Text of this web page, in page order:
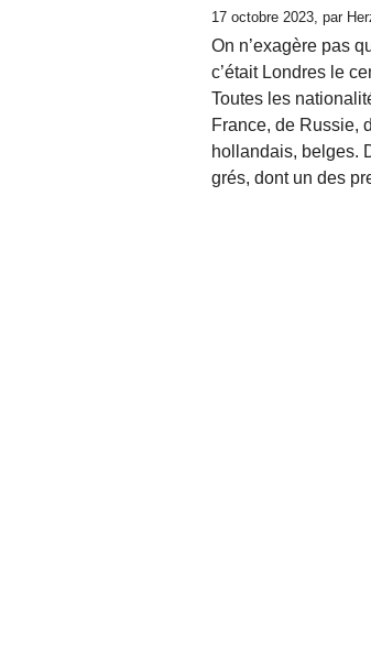
17 octobre 2023, par
On n’exagère pas
c’était Londres le
Toutes les
France, de Russie,
hollandais, belges.
grés, dont un des